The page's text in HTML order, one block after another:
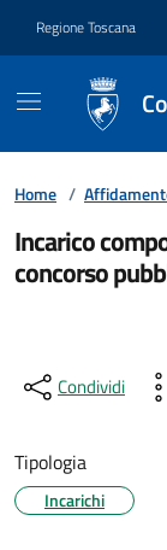
Regione Toscana
Home /
Incarico
concorso
Condividi
Tipologia
Incarichi